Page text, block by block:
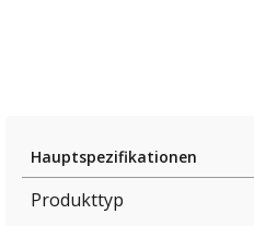
Hauptspezifikationen
Produkttyp